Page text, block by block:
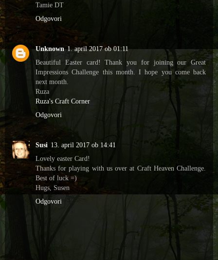
Tamie DT
Odgovori
Unknown 1. april 2017 ob 01:11
Beautiful Easter card! Thank you for joining our Great
Impressions Challenge this month. I hope you come back
next month.
Ruza
Ruza's Craft Corner
Odgovori
Susi 13. april 2017 ob 14:41
Lovely easter Card!
Thanks for playing with us over at Craft Heaven Challenge.
Best of luck =)
Hugs, Susen
Odgovori